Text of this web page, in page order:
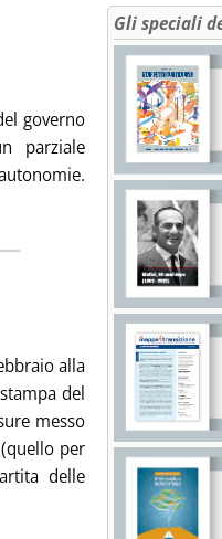
governo
parziale
riforma del Titolo V e la
alla
del
messo
per
delle
Gli speciali